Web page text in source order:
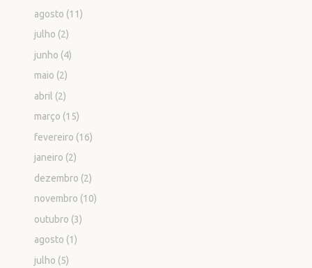
agosto (11)
julho (2)
junho (4)
maio (2)
abril (2)
março (15)
fevereiro (16)
janeiro (2)
dezembro (2)
novembro (10)
outubro (3)
agosto (1)
julho (5)